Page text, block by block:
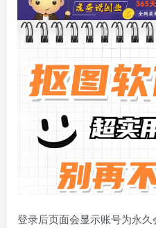
登录后页面会显示账号为永